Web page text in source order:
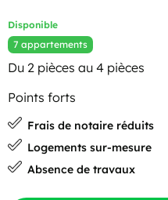
Disponible
7 appartements
Du 2 pièces au 4 pièces
Points forts
Frais de notaire réduits
Logements sur-mesure
Absence de travaux